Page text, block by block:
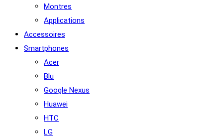
Montres
Applications
Accessoires
Smartphones
Acer
Blu
Google Nexus
Huawei
HTC
LG